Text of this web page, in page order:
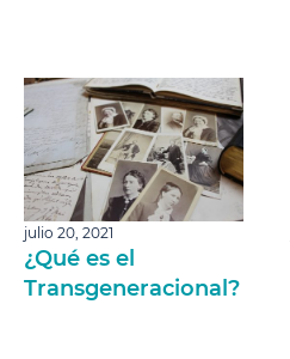
julio 20, 2021
¿Qué es el
Transgeneracional?